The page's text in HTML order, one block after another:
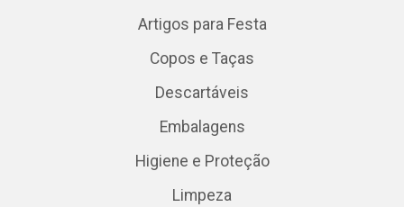
Artigos para Festa
Copos e Taças
Descartáveis
Embalagens
Higiene e Proteção
Limpeza